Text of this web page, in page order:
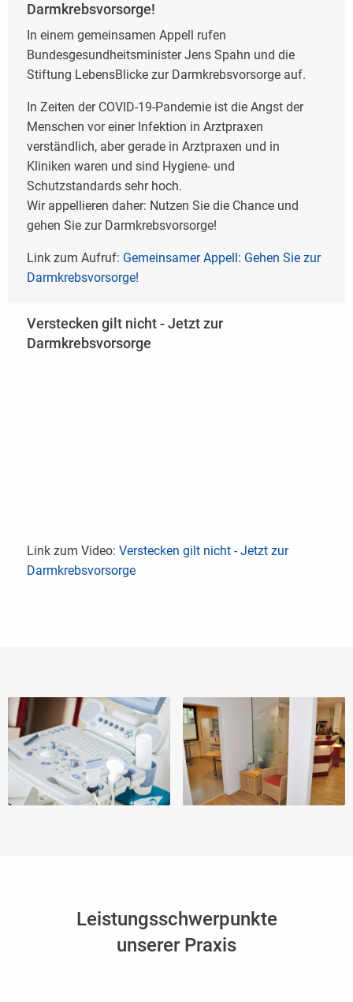
Darmkrebsvorsorge!
In einem gemeinsamen Appell rufen
Bundesgesundheitsminister Jens Spahn und die
Stiftung LebensBlicke zur Darmkrebsvorsorge auf.
In Zeiten der COVID-19-Pandemie ist die Angst der
Menschen vor einer Infektion in Arztpraxen
verständlich, aber gerade in Arztpraxen und in
Kliniken waren und sind Hygiene- und
Schutzstandards sehr hoch.
Wir appellieren daher: Nutzen Sie die Chance und
gehen Sie zur Darmkrebsvorsorge!
Link zum Aufruf: Gemeinsamer Appell: Gehen Sie zur
Darmkrebsvorsorge!
Verstecken gilt nicht - Jetzt zur
Darmkrebsvorsorge
Link zum Video: Verstecken gilt nicht - Jetzt zur
Darmkrebsvorsorge
Leistungsschwerpunkte
unserer Praxis